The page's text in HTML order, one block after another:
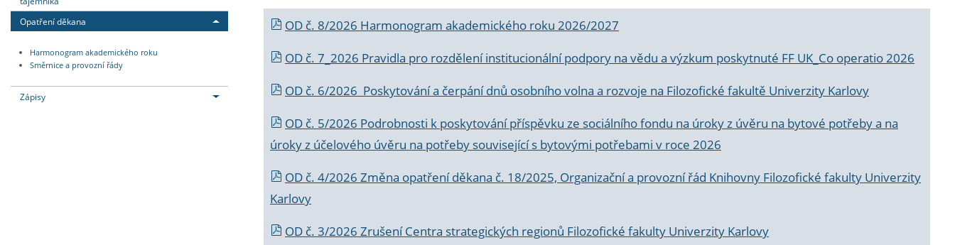
Opatření děkana
Harmonogram akademického roku
Směrnice a provozní řády
Zápisy
OD č. 8/2026 Harmonogram akademického roku 2026/2027
OD č. 7_2026 Pravidla pro rozdělení institucionální podpory na vědu a výzkum poskytnuté FF UK_Co operatio 2026
OD č. 6/2026 Poskytování a čerpání dnů osobního volna a rozvoje na Filozofické fakultě Univerzity Karlovy
OD č. 5/2026 Podrobnosti k poskytování příspěvku ze sociálního fondu na úroky z úvěru na bytové potřeby a na
úroky z účelového úvěru na potřeby související s bytovými potřebami v roce 2026
OD č. 4/2026 Změna opatření děkana č. 18/2025, Organizační a provozní řád Knihovny Filozofické fakulty Univerzity
Karlovy
OD č. 3/2026 Zrušení Centra strategických regionů Filozofické fakulty Univerzity Karlovy